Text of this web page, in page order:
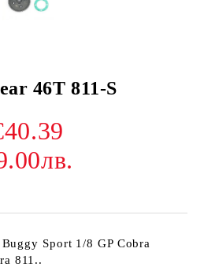
46T 811-S
Sport 1/8 GP Cobra
811..